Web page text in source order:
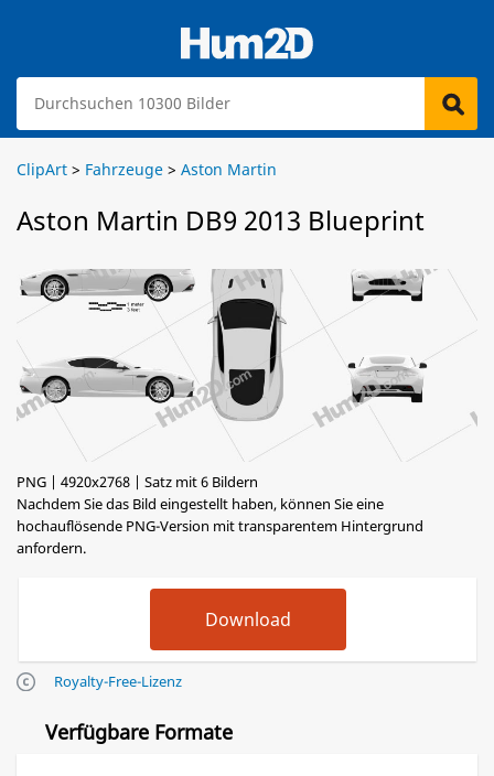
ClipArt > Fahrzeuge > Aston Martin
Aston Martin DB9 2013 Blueprint
PNG | 4920x2768 | Satz mit 6 Bildern
Nachdem Sie das Bild eingestellt haben, können Sie eine
hochauflösende PNG-Version mit transparentem Hintergrund
anfordern.
Royalty-Free-Lizenz
Verfügbare Formate